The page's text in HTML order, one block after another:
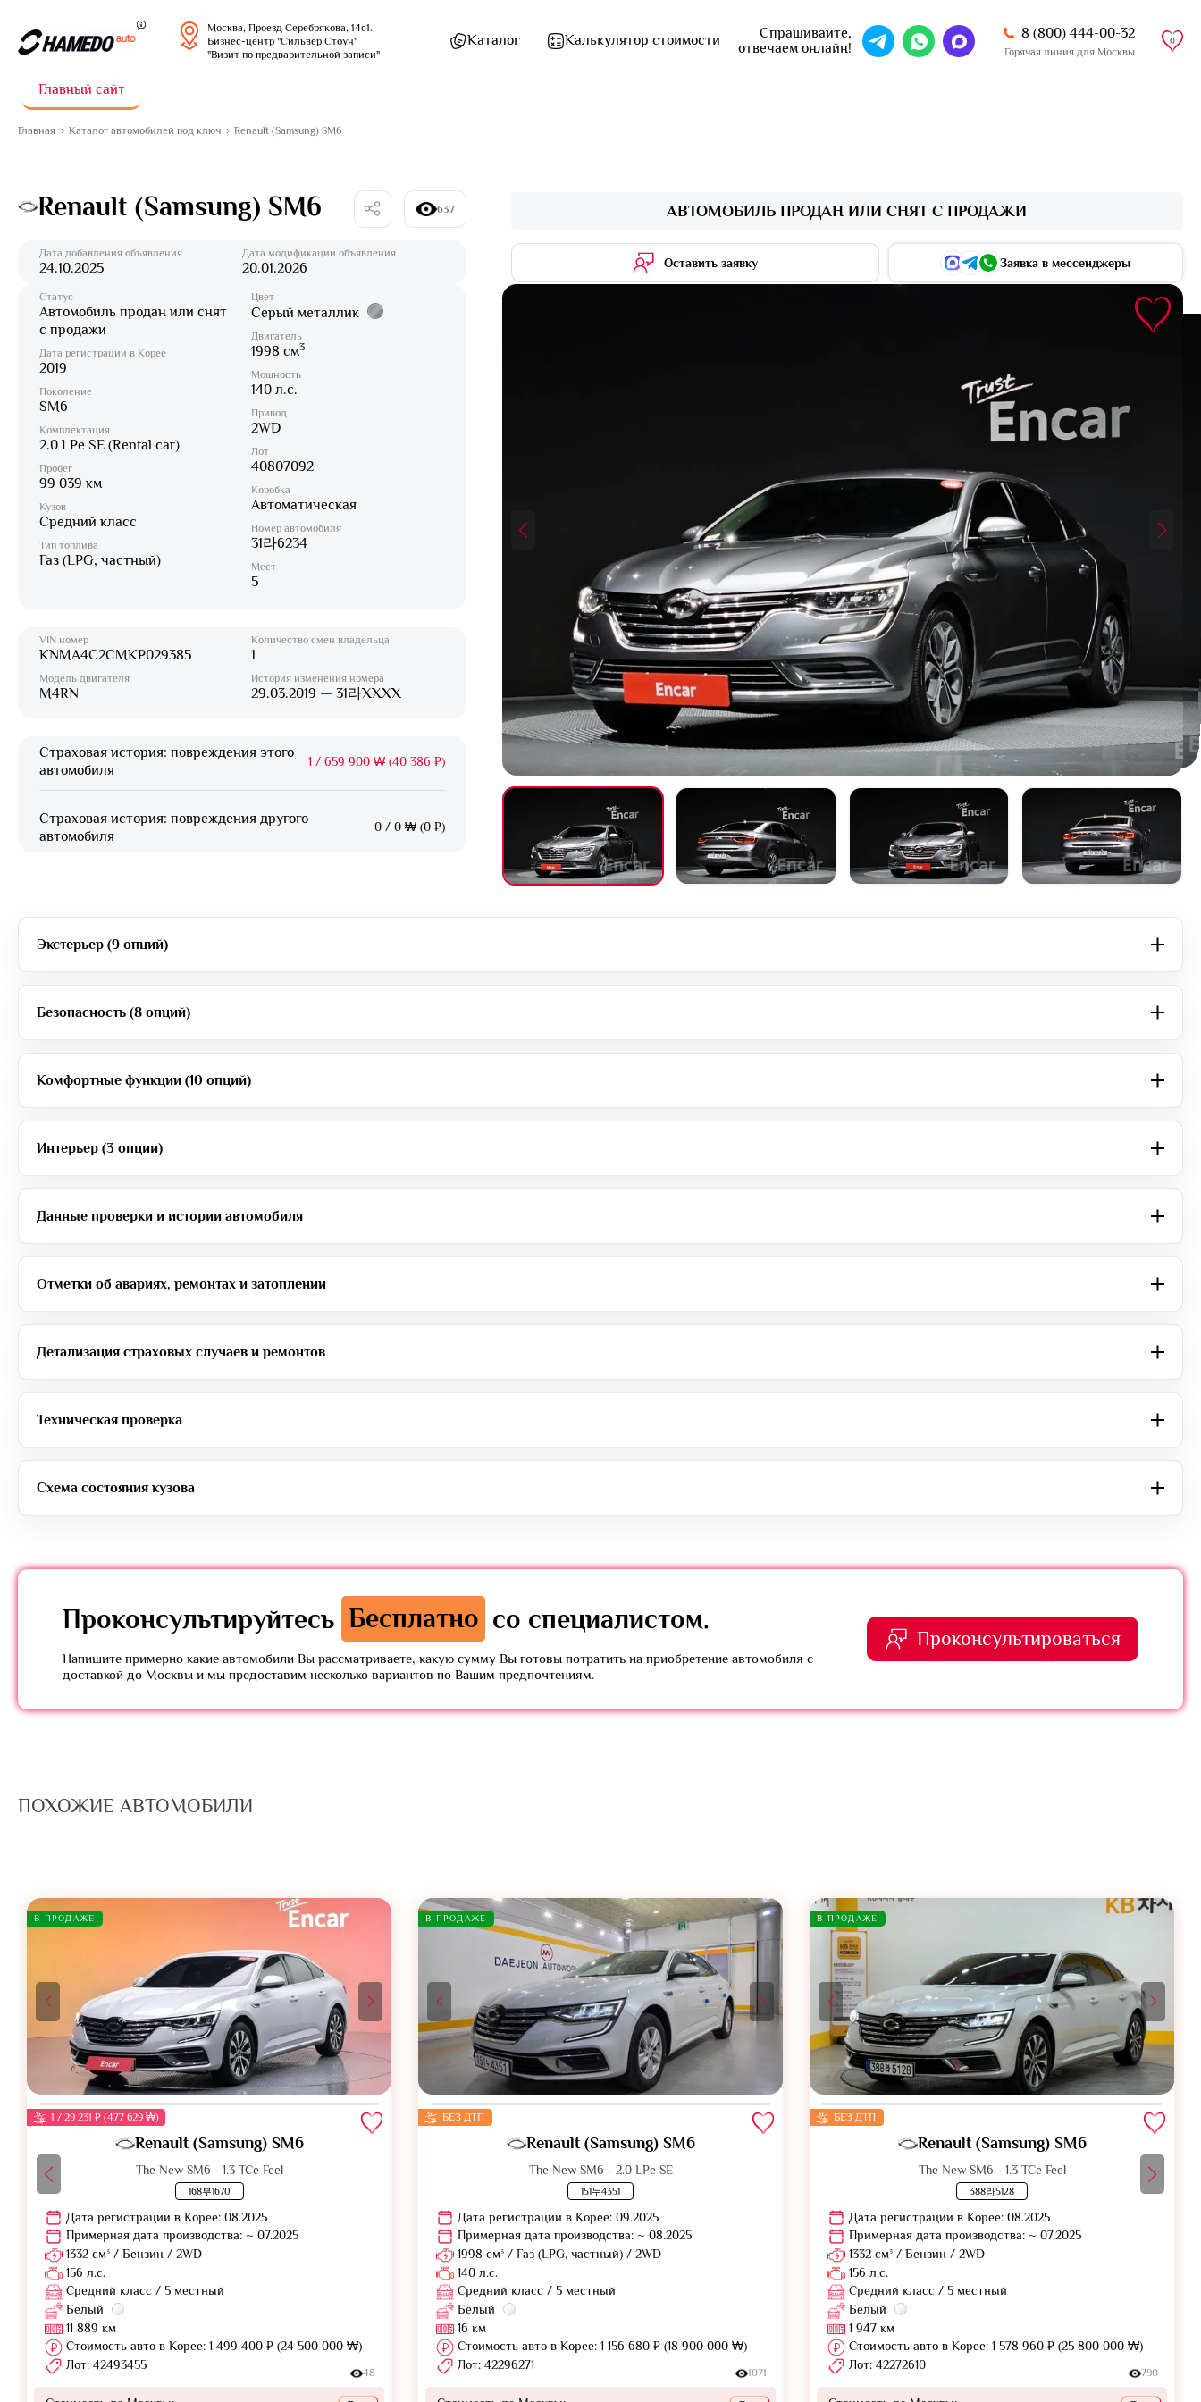
Москва, Проезд Серебрякова, 14с1.
Бизнес-центр "Сильвер Стоун"
"Визит по предварительной записи"
Каталог Калькулятор стоимости
Спрашивайте,
отвечаем онлайн!
8 (800) 444-00-32
Горячая линия для Москвы
0
Главный сайт
Главная Каталог автомобилей под ключ Renault (Samsung) SM6
Renault (Samsung) SM6 637
Дата добавления объявления
24.10.2025
Дата модификации объявления
20.01.2026
АВТОМОБИЛЬ ПРОДАН ИЛИ СНЯТ С ПРОДАЖИ
Оставить заявку Заявка в мессенджеры
Статус
Автомобиль продан или снят
с продажи
Дата регистрации в Корее
2019
Поколение
SM6
Комплектация
2.0 LPe SE (Rental car)
Пробег
99 039 км
Кузов
Средний класс
Тип топлива
Газ (LPG, частный)
Цвет
Серый металлик
Двигатель
1998 см3
Мощность
140 л.с.
Привод
2WD
Лот
40807092
Коробка
Автоматическая
Номер автомобиля
31라6234
Мест
5
VIN номер
KNMA4C2CMKP029385
Модель двигателя
M4RN
Количество смен владельца
1
История изменения номера
29.03.2019 — 31라XXXX
Страховая история: повреждения этого
автомобиля
1 / 659 900 ₩ (40 386 ₽)
Страховая история: повреждения другого
автомобиля
0 / 0 ₩ (0 ₽)
Экстерьер (9 опций)
Безопасность (8 опций)
Комфортные функции (10 опций)
Интерьер (3 опции)
Данные проверки и истории автомобиля
Отметки об авариях, ремонтах и затоплении
Детализация страховых случаев и ремонтов
Техническая проверка
Схема состояния кузова
Проконсультируйтесь Бесплатно со специалистом.
Напишите примерно какие автомобили Вы рассматриваете, какую сумму Вы готовы потратить на приобретение автомобиля с
доставкой до Москвы и мы предоставим несколько вариантов по Вашим предпочтениям.
Проконсультироваться
ПОХОЖИЕ АВТОМОБИЛИ
В ПРОДАЖЕ
1 / 29 231 ₽ (477 629 ₩)
Renault (Samsung) SM6
The New SM6 - 1.3 TCe Feel
168부1670
Дата регистрации в Корее: 08.2025
Примерная дата производства: ~ 07.2025
1332 см³ / Бензин / 2WD
156 л.с.
Средний класс / 5 местный
Белый
11 889 км
Стоимость авто в Корее: 1 499 400 ₽ (24 500 000 ₩)
Лот: 42493455
48
В ПРОДАЖЕ
БЕЗ ДТП
Renault (Samsung) SM6
The New SM6 - 2.0 LPe SE
151누4351
Дата регистрации в Корее: 09.2025
Примерная дата производства: ~ 08.2025
1998 см³ / Газ (LPG, частный) / 2WD
140 л.с.
Средний класс / 5 местный
Белый
16 км
Стоимость авто в Корее: 1 156 680 ₽ (18 900 000 ₩)
Лот: 42296271
1071
В ПРОДАЖЕ
БЕЗ ДТП
Renault (Samsung) SM6
The New SM6 - 1.3 TCe Feel
388라5128
Дата регистрации в Корее: 08.2025
Примерная дата производства: ~ 07.2025
1332 см³ / Бензин / 2WD
156 л.с.
Средний класс / 5 местный
Белый
1 947 км
Стоимость авто в Корее: 1 578 960 ₽ (25 800 000 ₩)
Лот: 42272610
790